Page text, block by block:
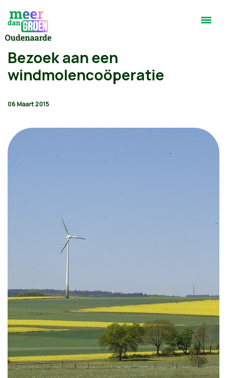
Bezoek aan een
windmolencoöperatie
06 Maart 2015